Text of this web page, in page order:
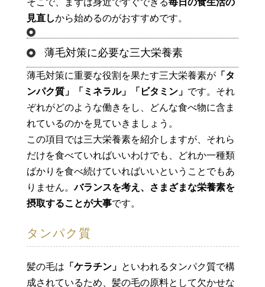
見直しから始めるのがおすすめです。
薄毛対策に必要な三大栄養素
薄毛対策に重要な役割を果たす三大栄養素が 「タ
ンパク質」「ミネラル」「ビタミン」 です。それ
ぞれがどのような働きをし、どんな食べ物に含ま
れているのかを見ていきましょう。
この項目では三大栄養素を紹介しますが、それら
だけを食べていればいいわけでも、どれか一種類
ばかりを食べ続けていればいいということでもあ
りません。バランスを考え、さまざまな栄養素を
摂取することが大事です。
タンパク質
髪の毛は 「ケラチン」 といわれるタンパク質で構
成されているため、髪の毛の原料として欠かせな